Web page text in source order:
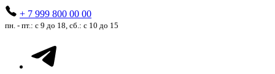
+ 7 999 800 00 00
пн. - пт.: с 9 до 18, сб.: с 10 до 15